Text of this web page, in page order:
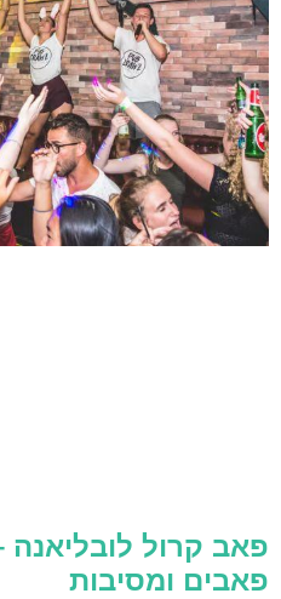
פאב קרול לובליאנה
פאבים ומסיבות